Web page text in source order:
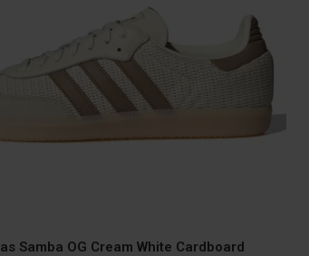
Samba OG Cream White Cardboard